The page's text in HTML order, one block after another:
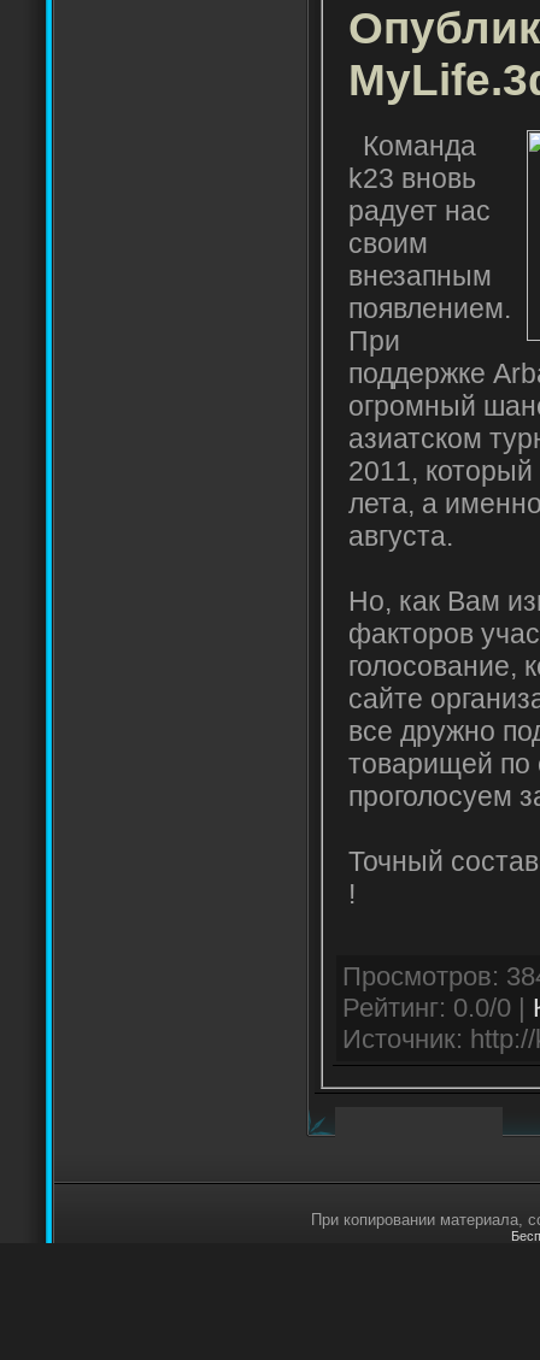
Команда
k23 вновь
радует нас
своим
внезапным
появлением.
При
поддержке
огромный
азиатском
2011, который
лета, а
августа.
Но, как Вам
факторов
голосование,
сайте
все дружно
товарищей по
проголосуем
Точный
!
Рейтинг: 0.0/0 |
Источник:
При копировании материала,